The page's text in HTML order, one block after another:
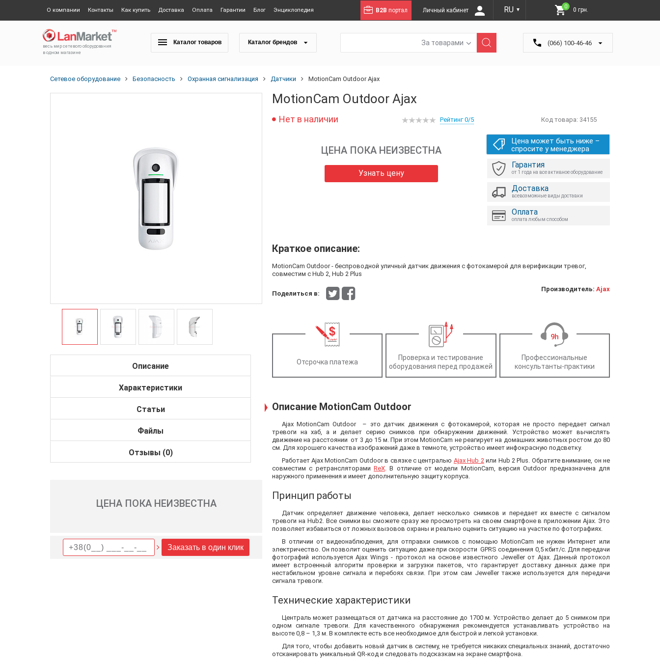
О компании Контакты Как купить Доставка Оплата Гарантии Блог Энциклопедия B2B портал Личный кабинет RU ▼
0 0 грн.
весь мир сетевого оборудования
в одном магазине
Каталог товаров Каталог брендов За товарами (066) 100-46-46
Сетевое оборудование Безопасность Охранная сигнализация Датчики MotionCam Outdoor Ajax
Описание
Характеристики
Статьи
Файлы
Отзывы (0)
ЦЕНА ПОКА НЕИЗВЕСТНА
Заказать в один клик
MotionCam Outdoor Ajax
Нет в наличии Код товара: 34155
Рейтинг 0/5
ЦЕНА ПОКА НЕИЗВЕСТНА
Узнать цену
Цена может быть ниже –
спросите у менеджера
Гарантия
от 1 года на все активное оборудование
Доставка
всевозможные виды доставки
Оплата
оплата любым способом
Краткое описание:
MotionCam Outdoor - беспроводной уличный датчик движения с фотокамерой для верификации тревог,
совместим с Hub 2, Hub 2 Plus
Производитель: Ajax
Поделиться в:
Отсрочка платежа
Проверка и тестирование
оборудования перед продажей
Профессиональные
консультанты-практики
Описание MotionCam Outdoor
Ajax MotionCam Outdoor – это датчик движения с фотокамерой, которая не просто передает сигнал
тревоги на хаб, а и делает серию снимков при обнаружении движений. Устройство может вычислять
движение на расстоянии от 3 до 15 м. При этом MotionCam не реагирует на домашних животных ростом до 80
см. Для хорошего качества изображений даже в темноте, устройство имеет инфокрасную подсветку.
Работает Ajax MotionCam Outdoor в связке с централью Ajax Hub 2 или Hub 2 Plus. Обратите внимание, он не
совместим с ретрансляторами ReX . В отличие от модели MotionCam, версия Outdoor предназначена для
наружного применения и имеет дополнительную защиту корпуса.
Принцип работы
Датчик определяет движение человека, делает несколько снимков и передает их вместе с сигналом
тревоги на Hub2. Все снимки вы сможете сразу же просмотреть на своем смартфоне в приложении Ajax. Это
позволяет избавиться от ложных вызовов охраны и реально оценить ситуацию на участке по фотографиях.
В отличии от видеонаблюдения, для отправки снимков с помощью MotionCam не нужен Интернет или
электричество. Он позволит оценить ситуацию даже при скорости GPRS соединения 0,5 кбит/c. Для передачи
фотографий используется Ajax Wings - протокол на основе известного Jeweller от Ajax. Данный протокол
имеет встроенный алгоритм проверки и загрузки пакетов, что гарантирует доставку данных даже при
нестабильном уровне сигнала и перебоях связи. При этом сам Jeweller также используется для передачи
сигнала тревоги.
Технические характеристики
Централь может размещаться от датчика на расстояние до 1700 м. Устройство делает до 5 снимком при
одном сигнале тревоги. Для качественного обнаружения рекомендуется устанавливать устройство на
высоте 0,8 – 1,3 м. В комплекте есть все необходимое для быстрой и легкой установки.
Для того, чтобы добавить новый датчик в систему, не требуется никаких специальных знаний, достаточно
отсканировать уникальный QR-код и следовать подсказкам на экране смартфона.